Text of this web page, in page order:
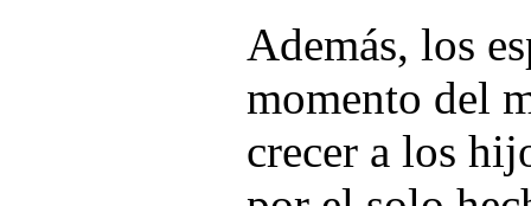
Además, los
momento del
crecer a los